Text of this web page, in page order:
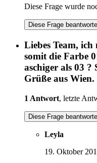
Diese Frage wurde
Diese Frage
Liebes Team, ich
somit die Farbe
aschiger als 03 ?
Grüße aus Wien.
1 Antwort, letzte
Diese Frage
Leyla
19. Oktober